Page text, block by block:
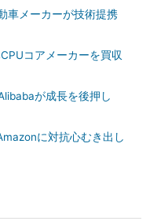
車メーカーが技術提携
コアメーカーを買収
が成長を後押し
に対抗心むき出し